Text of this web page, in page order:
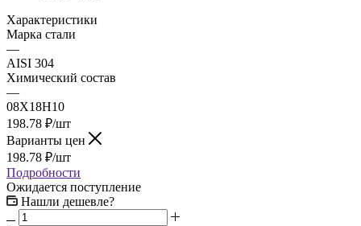
Характеристики
Марка стали
—
AISI 304
Химический состав
—
08Х18Н10
198.78 ₽/шт
Варианты цен
198.78 ₽/шт
Подробности
Ожидается поступление
Нашли дешевле?